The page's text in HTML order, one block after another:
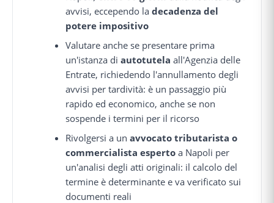
avvisi, eccependo ladecadenza del
potere impositivo
Valutare anche se presentare prima
un'istanza diautotutela all'Agenzia delle
Entrate, richiedendo l'annullamento degli
avvisi per tardività: è un passaggio più
rapido ed economico, anche se non
sospende i termini per il ricorso
Rivolgersi a unavvocato tributarista o
commercialista esperto a Napoli per
un'analisi degli atti originali: il calcolo del
termine è determinante e va verificato sui
documenti reali